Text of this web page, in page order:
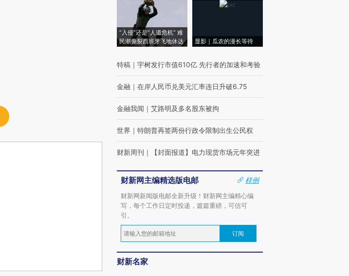
“入侵”还是“人道危机” 难
民潮撕裂西班牙飞地休达
显影｜瓜农的漫长等待
特稿 ｜ 宇树发行市值610亿 先行者的加速和考验
金融 ｜ 在岸人民币兑美元汇率连日升破6.75
金融我闻 ｜ 艾路明及多名股东被拘
世界 ｜ 特朗普再签两份行政令限制出生公民权
财新周刊 ｜ 【封面报道】电力现货市场元年突进
财新网主编精选版电邮
样例
财新网新闻版电邮全新升级！财新网主编精心编
写，每个工作日定时投递，篇篇重磅，可信可
引。
订阅
财新名家